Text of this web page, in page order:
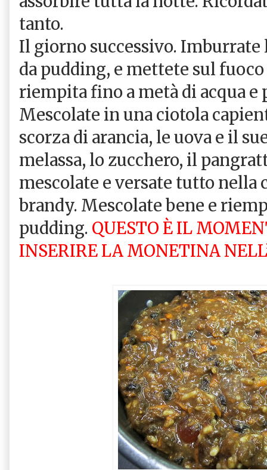
tanto.
Il giorno successivo.
da pudding, e mettete sul
riempita fino a metà di acqua e
Mescolate in una ciotola
scorza di arancia, le uova e il
melassa, lo zucchero, il
mescolate e versate tutto nella
brandy. Mescolate bene e
pudding. QUESTO È IL
INSERIRE LA MONETINA